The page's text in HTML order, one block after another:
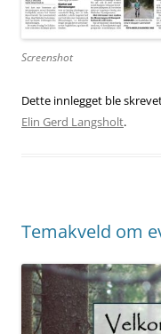
Screenshot
Dette innlegget ble
Elin Gerd Langsholt.
Temakveld om